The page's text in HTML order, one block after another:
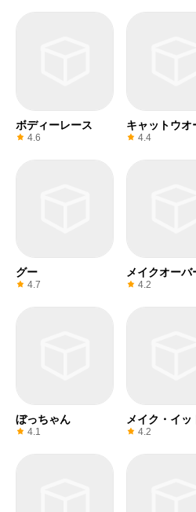
ボディーレース
4.6
キャットウオ
美人
4.4
グー
4.7
メイクオーバ
タジオ3D
4.2
ぼっちゃん
4.1
メイク・イッ
フライ！
4.2